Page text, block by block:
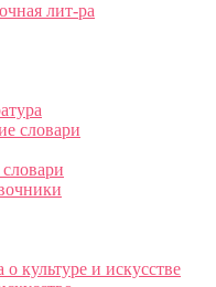
лит-ра
словари
культуре и искусстве